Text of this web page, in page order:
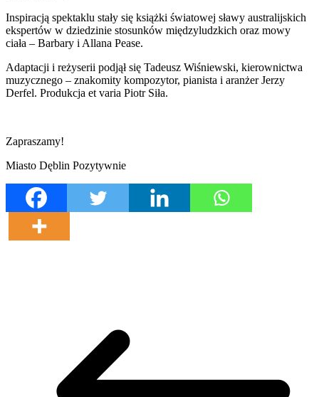
Inspiracją spektaklu stały się książki światowej sławy australijskich
ekspertów w dziedzinie stosunków międzyludzkich oraz mowy
ciała – Barbary i Allana Pease.
Adaptacji i reżyserii podjął się Tadeusz Wiśniewski, kierownictwa
muzycznego – znakomity kompozytor, pianista i aranżer Jerzy
Derfel. Produkcja et varia Piotr Siła.
Zapraszamy!
Miasto Dęblin Pozytywnie